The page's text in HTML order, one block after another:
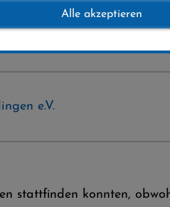
e.V.
stattfinden konnten,
Alle akzeptieren